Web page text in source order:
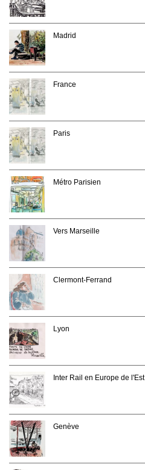
Madrid
France
Paris
Métro Parisien
Vers Marseille
Clermont-Ferrand
Lyon
Inter Rail en Europe de l'Est
Genève